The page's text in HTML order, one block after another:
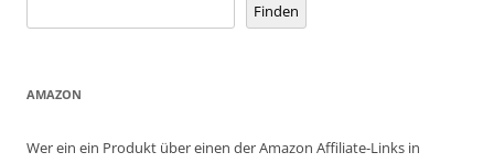
Finden
AMAZON
Wer ein ein Produkt über einen der Amazon Affiliate-Links in